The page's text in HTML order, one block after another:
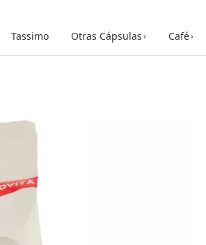
Tassimo Otras Cápsulas› Café›